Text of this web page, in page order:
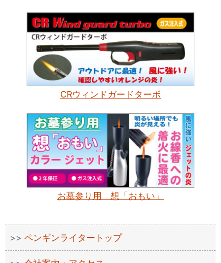
CRウィンドガードターボ
お墓参り用 想「おもい」
ペンギンライタートップ